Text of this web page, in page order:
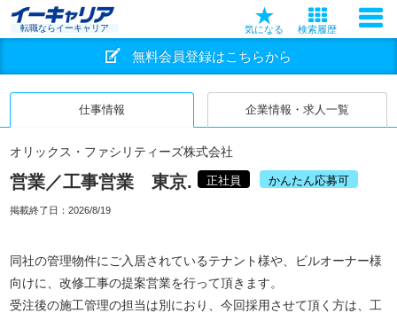
転職ならイーキャリア 気になる 検索履歴
無料会員登録はこちらから
仕事情報 企業情報・求人一覧
オリックス・ファシリティーズ株式会社
営業／工事営業 東京. 正社員 かんたん応募可
掲載終了日： 2026/8/19
同社の管理物件にご入居されているテナント様や、ビルオーナー様
向けに、改修工事の提案営業を行って頂きます。
受注後の施工管理の担当は別におり、今回採用させて頂く方は、工